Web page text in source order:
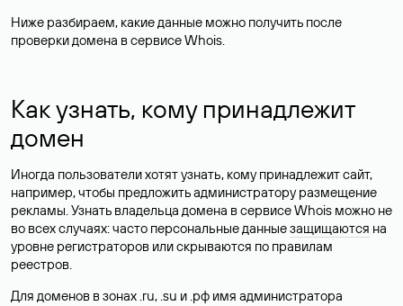
Ниже разбираем, какие данные можно получить после
проверки домена в сервисе Whois.
Как узнать, кому принадлежит
домен
Иногда пользователи хотят узнать, кому принадлежит сайт,
например, чтобы предложить администратору размещение
рекламы. Узнать владельца домена в сервисе Whois можно не
во всех случаях: часто персональные данныезащищаются на
уровне регистраторов или скрываются по правилам
реестров.
Для доменов в зонах .ru, .su и .рф имя администратора